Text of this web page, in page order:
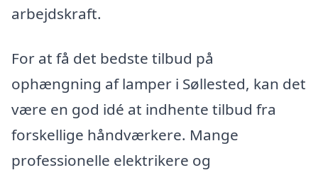
arbejdskraft.
For at få det bedste tilbud på
ophængning af lamper i Søllested, kan det
være en god idé at indhente tilbud fra
forskellige håndværkere. Mange
professionelle elektrikere og